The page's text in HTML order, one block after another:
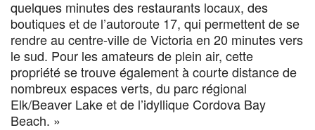
quelques minutes des restaurants locaux, des
boutiques et de l’autoroute 17, qui permettent de se
rendre au centre-ville de Victoria en 20 minutes vers
le sud. Pour les amateurs de plein air, cette
propriété se trouve également à courte distance de
nombreux espaces verts, du parc régional
Elk/Beaver Lake et de l’idyllique Cordova Bay
Beach. »